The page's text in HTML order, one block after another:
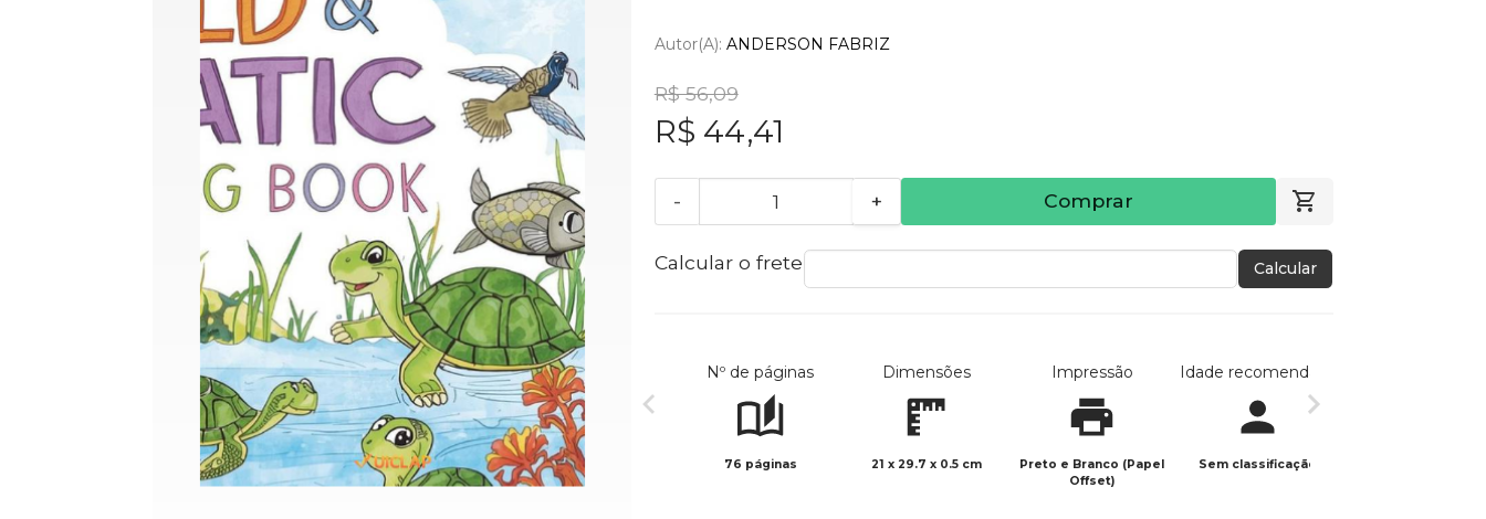
Autor(a): ANDERSON FABRIZ
R$ 56,09
R$ 44,41
- + Comprar
Calcular o frete Calcular
Nº de páginas
76 páginas
Dimensões
21 x 29.7 x 0.5 cm
Impressão
Preto e Branco (Papel
Offset)
Idade recomendada
Sem classificação